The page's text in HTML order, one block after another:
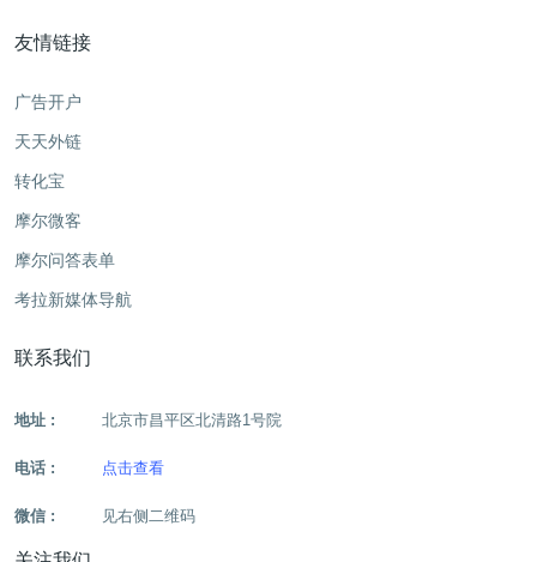
友情链接
广告开户
天天外链
转化宝
摩尔微客
摩尔问答表单
考拉新媒体导航
联系我们
地址 : 北京市昌平区北清路1号院
电话 : 点击查看
微信 : 见右侧二维码